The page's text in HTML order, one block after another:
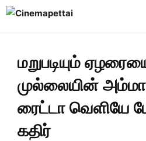
Skip
மறுபடியும்
முல்லையின்
ரைட்டா
கதிர்